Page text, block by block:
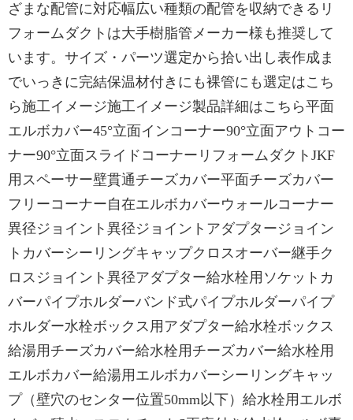
ざまな配管に対応幅広い種類の配管を収納できるリ
フォームダクトは大手樹脂管メーカー様も推奨して
います。サイズ・パーツ選定から拾い出し表作成ま
でいっきに完結保温材付きにも裸管にも選定はこち
ら施工イメージ施工イメージ製品詳細はこちら平面
エルボカバー45°立面インコーナー90°立面アウトコー
ナー90°立面スライドコーナーリフォームダクトJKF
用スペーサー壁貫通チーズカバー平面チーズカバー
フリーコーナー自在エルボカバーウォールコーナー
異径ジョイント異径ジョイントアダプタージョイン
トカバーシーリングキャップクロスオーバー継手ク
ロスジョイント異径アダプター給水栓用ソケットカ
バーパイプホルダーバンド式パイプホルダーパイプ
ホルダー水栓ボックス用アダプター給水栓ボックス
給湯用チーズカバー給水栓用チーズカバー給水栓用
エルボカバー給湯用エルボカバーシーリングキャッ
プ（壁穴のセンター位置50mm以下）給水栓用エルボ